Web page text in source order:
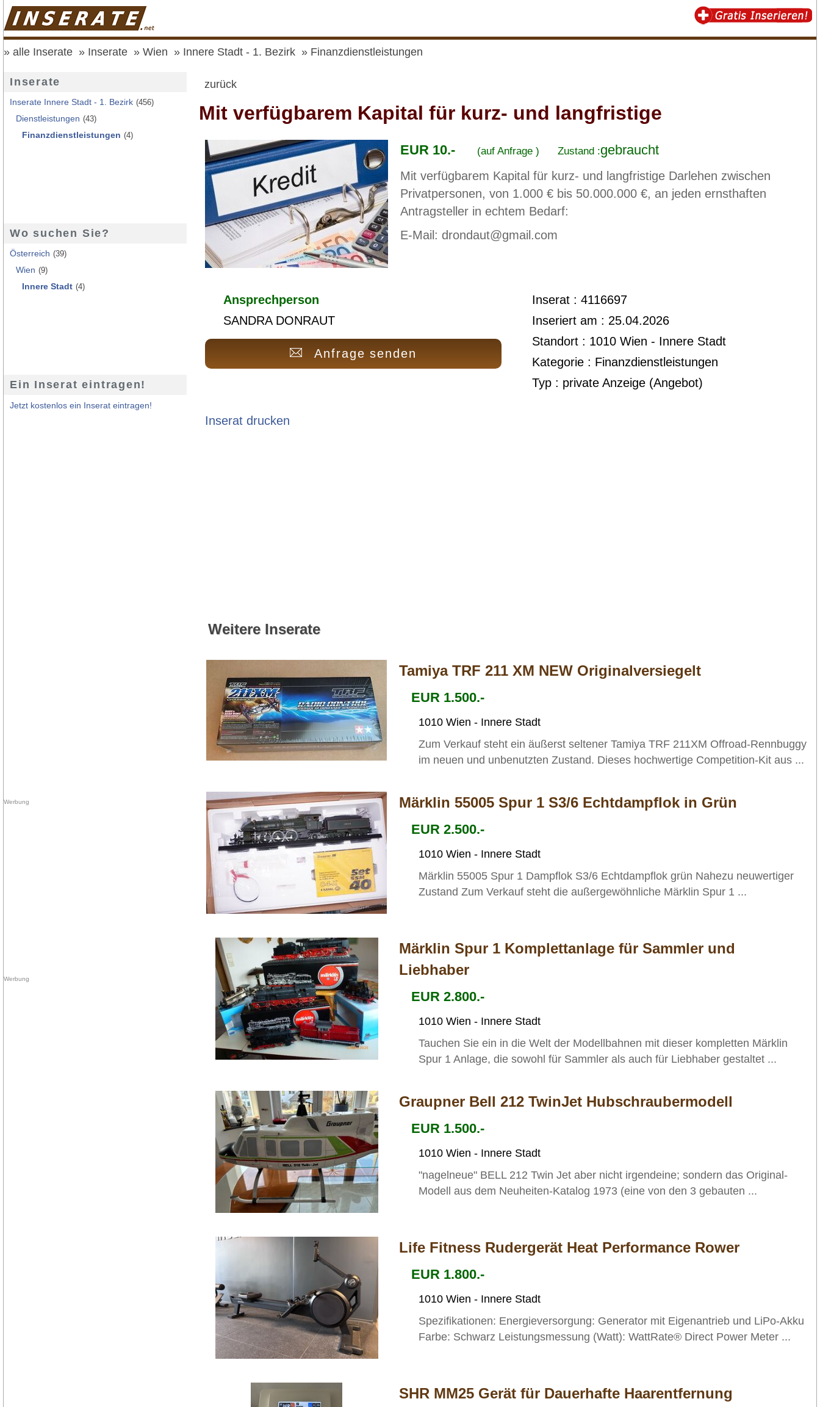
alle Inserate Inserate Wien Innere Stadt - 1. Bezirk Finanzdienstleistungen
zurück
Mit verfügbarem Kapital für kurz- und langfristige
EUR 10.- (auf Anfrage ) Zustand :gebraucht
Mit verfügbarem Kapital für kurz- und langfristige Darlehen zwischen
Privatpersonen, von 1.000 € bis 50.000.000 €, an jeden ernsthaften
Antragsteller in echtem Bedarf:
E-Mail: drondaut@gmail.com
Ansprechperson
SANDRA DONRAUT
Anfrage senden
Inserat : 4116697
Inseriert am : 25.04.2026
Standort : 1010 Wien - Innere Stadt
Kategorie : Finanzdienstleistungen
Typ : private Anzeige (Angebot)
Inserat drucken
Weitere Inserate
Tamiya TRF 211 XM NEW Originalversiegelt
EUR 1.500.-
1010 Wien - Innere Stadt
Zum Verkauf steht ein äußerst seltener Tamiya TRF 211XM Offroad-Rennbuggy
im neuen und unbenutzten Zustand. Dieses hochwertige Competition-Kit aus ...
Märklin 55005 Spur 1 S3/6 Echtdampflok in Grün
EUR 2.500.-
1010 Wien - Innere Stadt
Märklin 55005 Spur 1 Dampflok S3/6 Echtdampflok grün Nahezu neuwertiger
Zustand Zum Verkauf steht die außergewöhnliche Märklin Spur 1 ...
Märklin Spur 1 Komplettanlage für Sammler und
Liebhaber
EUR 2.800.-
1010 Wien - Innere Stadt
Tauchen Sie ein in die Welt der Modellbahnen mit dieser kompletten Märklin
Spur 1 Anlage, die sowohl für Sammler als auch für Liebhaber gestaltet ...
Graupner Bell 212 TwinJet Hubschraubermodell
EUR 1.500.-
1010 Wien - Innere Stadt
"nagelneue" BELL 212 Twin Jet aber nicht irgendeine; sondern das Original-
Modell aus dem Neuheiten-Katalog 1973 (eine von den 3 gebauten ...
Life Fitness Rudergerät Heat Performance Rower
EUR 1.800.-
1010 Wien - Innere Stadt
Spezifikationen: Energieversorgung: Generator mit Eigenantrieb und LiPo-Akku
Farbe: Schwarz Leistungsmessung (Watt): WattRate® Direct Power Meter ...
SHR MM25 Gerät für Dauerhafte Haarentfernung
Inserate
Inserate Innere Stadt - 1. Bezirk (456)
Dienstleistungen (43)
Finanzdienstleistungen (4)
Wo suchen Sie?
Österreich (39)
Wien (9)
Innere Stadt (4)
Ein Inserat eintragen!
Jetzt kostenlos ein Inserat eintragen!